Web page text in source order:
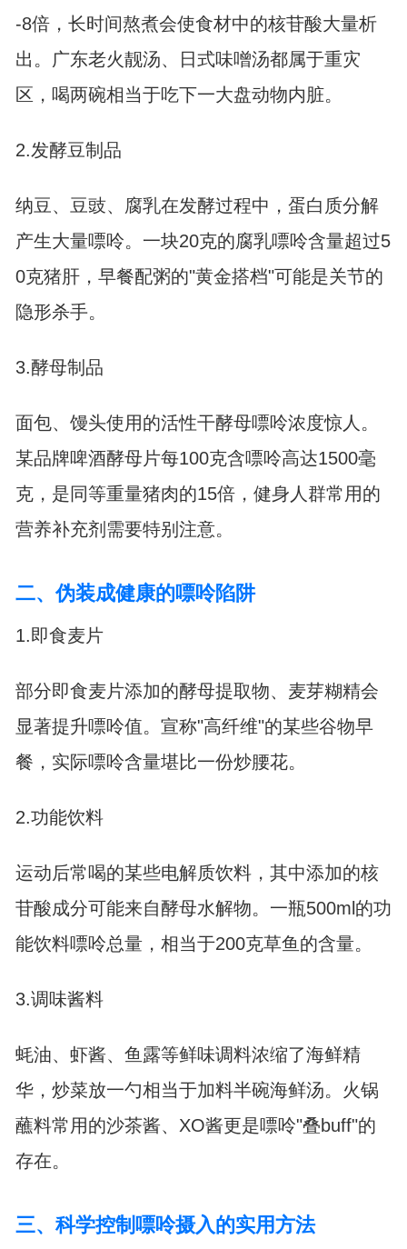
-8倍，长时间熬煮会使食材中的核苷酸大量析
出。广东老火靓汤、日式味噌汤都属于重灾
区，喝两碗相当于吃下一大盘动物内脏。
2.发酵豆制品
纳豆、豆豉、腐乳在发酵过程中，蛋白质分解
产生大量嘌呤。一块20克的腐乳嘌呤含量超过5
0克猪肝，早餐配粥的"黄金搭档"可能是关节的
隐形杀手。
3.酵母制品
面包、馒头使用的活性干酵母嘌呤浓度惊人。
某品牌啤酒酵母片每100克含嘌呤高达1500毫
克，是同等重量猪肉的15倍，健身人群常用的
营养补充剂需要特别注意。
二、伪装成健康的嘌呤陷阱
1.即食麦片
部分即食麦片添加的酵母提取物、麦芽糊精会
显著提升嘌呤值。宣称"高纤维"的某些谷物早
餐，实际嘌呤含量堪比一份炒腰花。
2.功能饮料
运动后常喝的某些电解质饮料，其中添加的核
苷酸成分可能来自酵母水解物。一瓶500ml的功
能饮料嘌呤总量，相当于200克草鱼的含量。
3.调味酱料
蚝油、虾酱、鱼露等鲜味调料浓缩了海鲜精
华，炒菜放一勺相当于加料半碗海鲜汤。火锅
蘸料常用的沙茶酱、XO酱更是嘌呤"叠buff"的
存在。
三、科学控制嘌呤摄入的实用方法